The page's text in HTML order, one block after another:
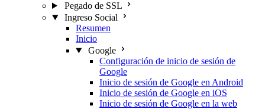
Pegado de SSL
Ingreso Social
Resumen
Inicio
Google
Configuración de inicio de sesión de
Google
Inicio de sesión de Google en Android
Inicio de sesión de Google en iOS
Inicio de sesión de Google en la web